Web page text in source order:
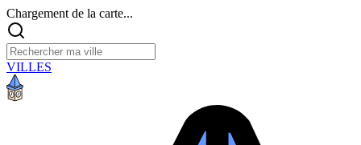
Chargement de la carte...
VILLES